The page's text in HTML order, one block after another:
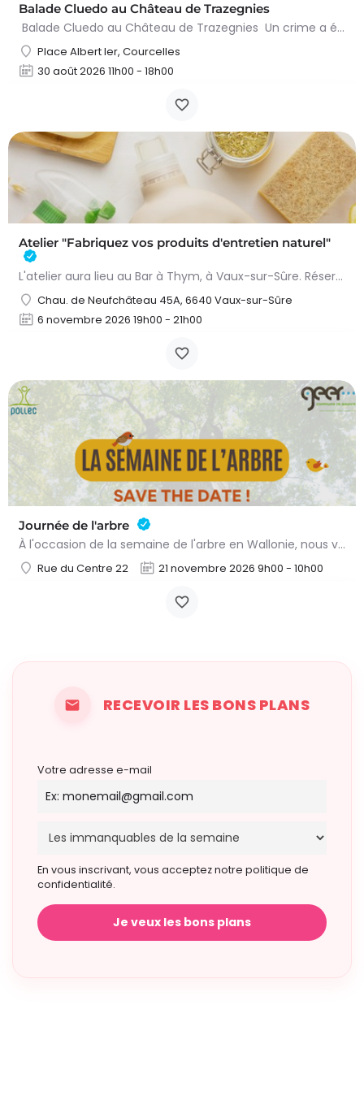
Balade Cluedo au Château de Trazegnies
Balade Cluedo au Château de Trazegnies Un crime a été commis au Château de Trazegnies… À vous de résoudre…
Place Albert Ier, Courcelles
30 août 2026 11h00 - 18h00
Atelier "Fabriquez vos produits d'entretien naturel"
L'atelier aura lieu au Bar à Thym, à Vaux-sur-Sûre. Réservation :
Chau. de Neufchâteau 45A, 6640 Vaux-sur-Sûre
6 novembre 2026 19h00 - 21h00
Journée de l'arbre
À l'occasion de la semaine de l'arbre en Wallonie, nous vous proposons l'annuelle distribution gratuite des…
Rue du Centre 22 21 novembre 2026 9h00 - 10h00
RECEVOIR LES BONS PLANS
Votre adresse e-mail
En vous inscrivant, vous acceptez notre politique de
confidentialité.